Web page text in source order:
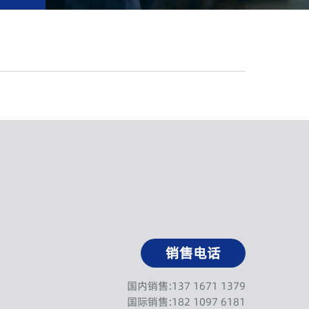
销售电话
国内销售:137 1671 1379
国际销售:182 1097 6181